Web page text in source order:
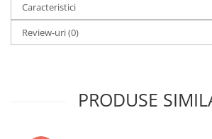
Caracteristici
Review-uri(0)
PRODUSE